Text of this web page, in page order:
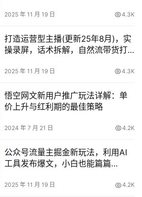
2025 年 11 月 19 日 4.3K
打造运营型主播(更新25年8月)，实
操录屏，话术拆解，自然流带货打
2025 年 11 月 19 日 4.3K
悟空网文新用户推广玩法详解：单
价上升与红利期的最佳策略
2024 年 7 月 21 日 4.2K
公众号流量主掘金新玩法，利用AI
工具发布爆文，小白也能篇篇
4位数
2025 年 11 月 19 日 4.2K